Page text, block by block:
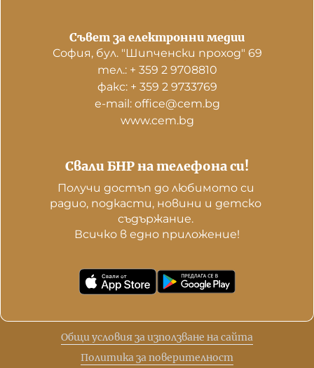
Свали БНР на телефона си!
Получи достъп до любимото си
радио, подкасти, новини и детско
съдържание.
Всичко в едно приложение!
Съвет за електронни медии
София, бул. "Шипченски проход" 69
тел.: + 359 2 9708810
факс: + 359 2 9733769
е-mail: office@cem.bg
www.cem.bg
Общи условия за използване на сайта
Политика за поверителност